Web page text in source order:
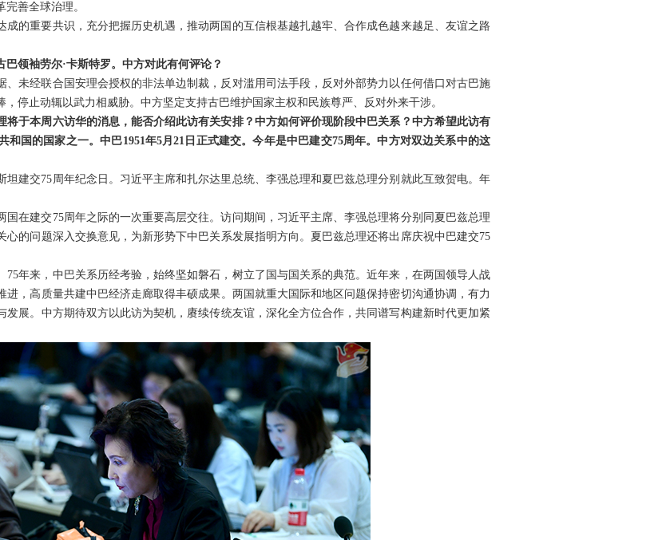
善全球治理。
成的重要共识，充分把握历史机遇，推动两国的互信根基越扎越牢、合作成色越来越足、友谊之路
领袖劳尔·卡斯特罗。中方对此有何评论？
、未经联合国安理会授权的非法单边制裁，反对滥用司法手段，反对外部势力以任何借口对古巴施
停止动辄以武力相威胁。中方坚定支持古巴维护国家主权和民族尊严、反对外来干涉。
将于本周六访华的消息，能否介绍此访有关安排？中方如何评价现阶段中巴关系？中方希望此访有
国的国家之一。中巴1951年5月21日正式建交。今年是中巴建交75周年。中方对双边关系中的这
坦建交75周年纪念日。习近平主席和扎尔达里总统、李强总理和夏巴兹总理分别就此互致贺电。年
国在建交75周年之际的一次重要高层交往。访问期间，习近平主席、李强总理将分别同夏巴兹总理
的问题深入交换意见，为新形势下中巴关系发展指明方向。夏巴兹总理还将出席庆祝中巴建交75
75年来，中巴关系历经考验，始终坚如磐石，树立了国与国关系的典范。近年来，在两国领导人战
，高质量共建中巴经济走廊取得丰硕成果。两国就重大国际和地区问题保持密切沟通协调，有力
展。中方期待双方以此访为契机，赓续传统友谊，深化全方位合作，共同谱写构建新时代更加紧